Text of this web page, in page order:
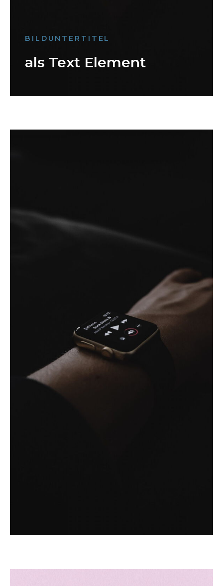
BILDUNTERTITEL
als Text Element